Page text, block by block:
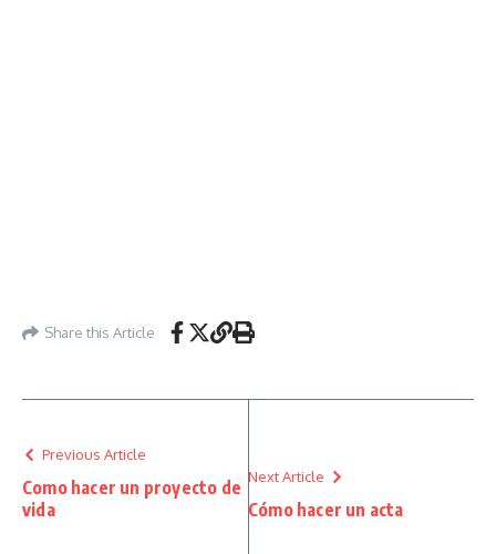
Share this Article
Previous Article
Como hacer un proyecto de
vida
Next Article
Cómo hacer un acta